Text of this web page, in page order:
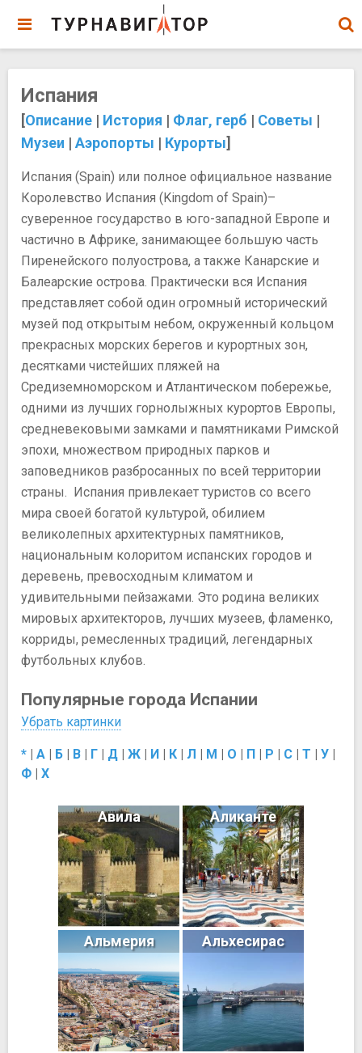
Испания
[Описание | История | Флаг, герб | Советы |
Музеи | Аэропорты | Курорты]
Испания (Spain) или полное официальное название
Королевство Испания (Kingdom of Spain)–
суверенное государство в юго-западной Европе и
частично в Африке, занимающее большую часть
Пиренейского полуострова, а также Канарские и
Балеарские острова. Практически вся Испания
представляет собой один огромный исторический
музей под открытым небом, окруженный кольцом
прекрасных морских берегов и курортных зон,
десятками чистейших пляжей на
Средиземноморском и Атлантическом побережье,
одними из лучших горнолыжных курортов Европы,
средневековыми замками и памятниками Римской
эпохи, множеством природных парков и
заповедников разбросанных по всей территории
страны. Испания привлекает туристов со всего
мира своей богатой культурой, обилием
великолепных архитектурных памятников,
национальным колоритом испанских городов и
деревень, превосходным климатом и
удивительными пейзажами. Это родина великих
мировых архитекторов, лучших музеев, фламенко,
корриды, ремесленных традиций, легендарных
футбольных клубов.
Популярные города Испании
Убрать картинки
* | А | Б | В | Г | Д | Ж | И | К | Л | М | О | П | Р | С | Т | У |
Ф | Х
Авила Аликанте
Альмерия Альхесирас